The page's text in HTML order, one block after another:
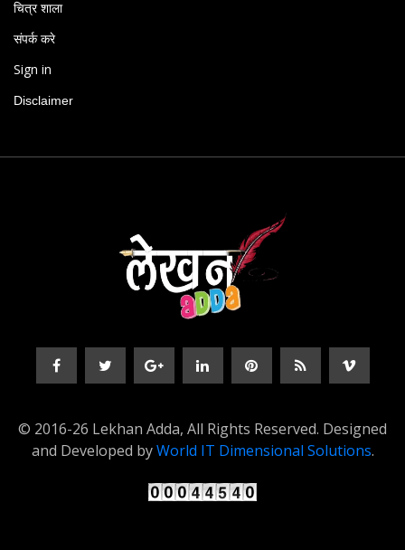
चित्र शाला
संपर्क करे
Sign in
Disclaimer
© 2016-26 Lekhan Adda, All Rights Reserved. Designed
and Developed byWorld IT Dimensional Solutions.